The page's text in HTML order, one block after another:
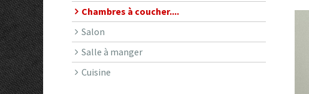
Chambres à coucher....
Salon
Salle à manger
Cuisine